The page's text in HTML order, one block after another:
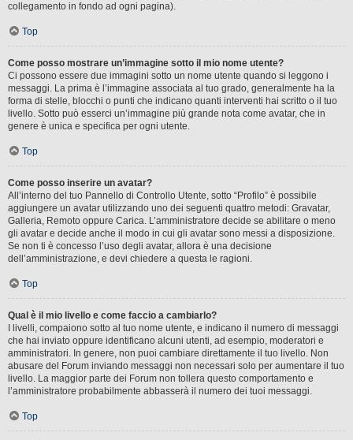
collegamento in fondo ad ogni pagina).
Top
Come posso mostrare un’immagine sotto il mio nome utente?
Ci possono essere due immagini sotto un nome utente quando si leggono i
messaggi. La prima è l’immagine associata al tuo grado, generalmente ha la
forma di stelle, blocchi o punti che indicano quanti interventi hai scritto o il tuo
livello. Sotto può esserci un’immagine più grande nota come avatar, che in
genere è unica e specifica per ogni utente.
Top
Come posso inserire un avatar?
All’interno del tuo Pannello di Controllo Utente, sotto “Profilo” è possibile
aggiungere un avatar utilizzando uno dei seguenti quattro metodi: Gravatar,
Galleria, Remoto oppure Carica. L’amministratore decide se abilitare o meno
gli avatar e decide anche il modo in cui gli avatar sono messi a disposizione.
Se non ti è concesso l’uso degli avatar, allora è una decisione
dell’amministrazione, e devi chiedere a questa le ragioni.
Top
Qual è il mio livello e come faccio a cambiarlo?
I livelli, compaiono sotto al tuo nome utente, e indicano il numero di messaggi
che hai inviato oppure identificano alcuni utenti, ad esempio, moderatori e
amministratori. In genere, non puoi cambiare direttamente il tuo livello. Non
abusare del Forum inviando messaggi non necessari solo per aumentare il tuo
livello. La maggior parte dei Forum non tollera questo comportamento e
l’amministratore probabilmente abbasserà il numero dei tuoi messaggi.
Top